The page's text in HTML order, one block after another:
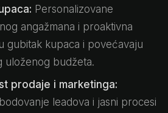
Personalizovane
angažmana i proaktivna
gubitak kupaca i povećavaju
uloženog budžeta.
prodaje i marketinga:
leadova i jasni procesi